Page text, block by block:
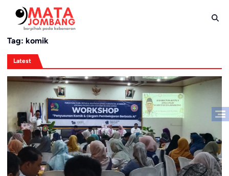
content
Tag: komik
Latest